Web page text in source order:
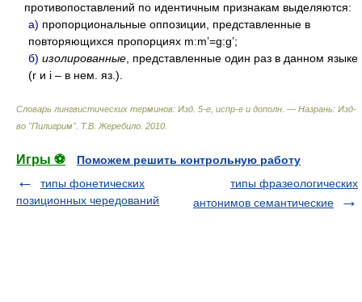
противопоставлений по идентичным признакам выделяются:
а) пропорциональные оппозиции, представленные в
повторяющихся пропорциях m:m’=g:g’;
б) изолированные , представленные один раз в данном языке
(r и i – в нем. яз.).
Словарь лингвистических терминов: Изд. 5-е, испр-е и дополн. — Назрань: Изд-
во "Пилигрим". Т.В. Жеребило 2010
Игры ⚽
Поможем решить контрольную работу
типы фонетических
позиционных чередований
типы фразеологических
антонимов семантические